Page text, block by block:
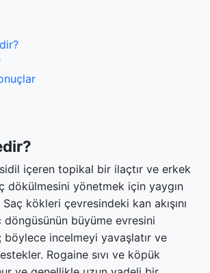
içeren topikal bir ilaçtır ve erkek
dökülmesini yönetmek için yaygın
Saç kökleri çevresindeki kan akışını
döngüsünün büyüme evresini
böylece incelmeyi yavaşlatır ve
Rogaine sıvı ve köpük